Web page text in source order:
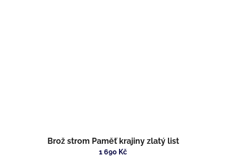
Brož strom Paměť krajiny zlatý list
1 690 Kč